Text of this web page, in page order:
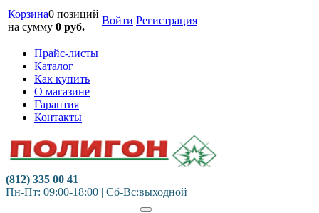
Корзина0 позиций
на сумму 0 руб.
Войти Регистрация
Прайс-листы
Каталог
Как купить
О магазине
Гарантия
Контакты
(812) 335 00 41
Пн-Пт: 09:00-18:00 | Сб-Вс:выходной